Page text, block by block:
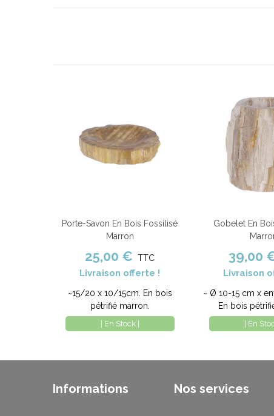
Ajouter au panier Comparer
Porte-Savon En Bois Fossilisé
Marron
25,00 € TTC
Livraison offerte !
~15/20 x 10/15cm. En bois
pétrifié marron.
| En Stock |
Ajouter au panier
Gobelet En
39,00
Livraison
~ Ø 10-15 cm x
En bois
| En
Informations Nos services